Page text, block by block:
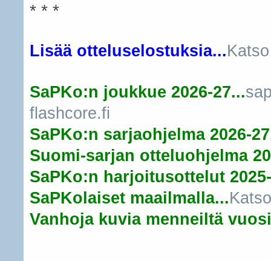
* * *
Lisää otteluselostuksia...
SaPKo:n joukkue 2026-27...
flashcore.fi
SaPKo:n sarjaohjelma 2026-
Suomi-sarjan otteluohjelma
SaPKo:n harjoitusottelut
SaPKolaiset maailmalla...
Vanhoja kuvia menneiltä